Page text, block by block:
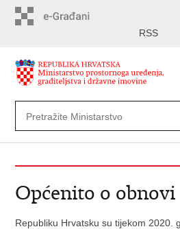
RSS
Općenito o obnovi
Republiku Hrvatsku su tijekom 2020.